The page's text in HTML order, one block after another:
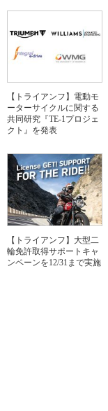
【トライアンフ】電動モ
ーターサイクルに関する
共同研究『TE-1プロジェ
クト』を発表
【トライアンフ】大型二
輪免許取得サポートキャ
ンペーンを12/31まで実施